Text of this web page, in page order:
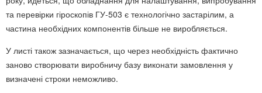
та перевірки гіроскопів ГУ-503 є технологічно застарілим, а
частина необхідних компонентів більше не виробляється.
У листі також зазначається, що через необхідність фактично
заново створювати виробничу базу виконати замовлення у
визначені строки неможливо.